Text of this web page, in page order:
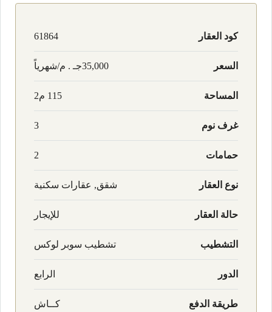
كود العقار 61864
السعر 35,000جـ . م/شهرياً
المساحة 115 م2
غرف نوم 3
حمامات 2
نوع العقار شقق, عقارات سكنية
حالة العقار للإيجار
التشطيب تشطيب سوبر لوكس
الدور الرابع
طريقة الدفع كــاش